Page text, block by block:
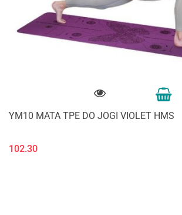
YM10 MATA TPE DO JOGI VIOLET HMS
102.30